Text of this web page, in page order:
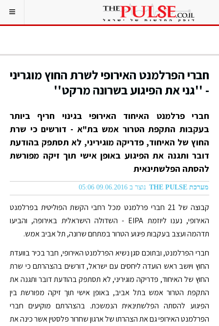
חברי הפרלמנט האירופי לשרת החוץ מוגריני
- ''גני את הפיגוע בשרונה מרקט''
חברי פרלמנט האיחוד האירופי בגינוי חריף ביותר
בעקבות התקפת הטרור אמש בת"א - דורשים כי שרת
החוץ של האיחוד, פדריקה מוגיריני, לא תסתפק בהודעת
דובר ותגנה את הפיגוע באופן אישי תוך זיקה מפורשת
להסתה הפלשתינאית
מערכת THE PULSE נוצר ב 09.06.2016 05:06
קבוצה של 21 חברי פרלמנט מכל רחבי הקשת הפוליטית בפרלמנט
האירופי, נענו ליוזמת EIPA - השדולה הישראלית באירופה, והביעו
תדהמה ועצב בעקבות פיגוע הטרור במתחם שרונה, תל אביב אמש.
חברי הפרלמנט, ובתוכם סגן נשיא הפרלמנט האירופי, חבר בכיר בוועדת
החוץ ויושב ראש הועדה ליחסים עם ישראל, דורשים בהצהרתם כי שרת
החוץ של האיחוד, פדריקה מוגיריני, לא תסתפק בהודעת דובר ותגנה את
התקפת הטרור אמש בתל אביב, באופן אישי תוך זיקה מפורשת בין
הפיגוע להסתה הפלשתינאית הנמשכת. בהצהרתם מוקיעים חברי
הפרלמנט האירופי גם את הצהרתו של ארגון שחרור פלסטין אשר כינה את